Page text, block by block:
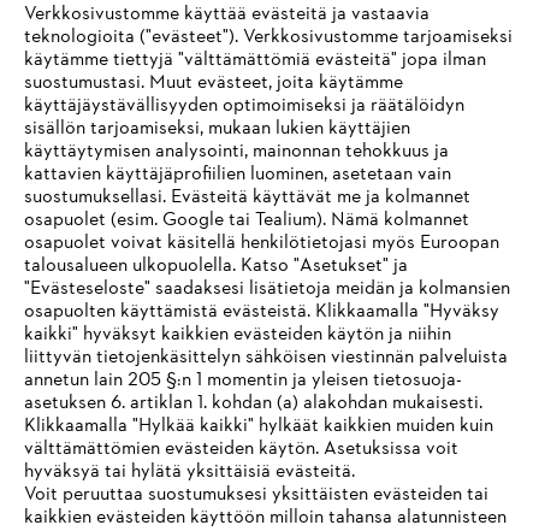
KOTIINKULJETUS
2 - 5 PÄIVÄN TOIMITUSAIKA
30 PÄIVÄN ILMAINEN PALAUTUS
IHR BROWSER WIRD NICHT
UNTERSTÜTZT
Sie nutzen einen Browser, den wir noch nicht unterstützen. Für
eine optimale Nutzung unserer Seite empfehlen wir Ihnen, zu
einem der folgenden Browser zu wechseln:
Verkkosivustomme käyttää evästeitä ja vastaavia
teknologioita ("evästeet"). Verkkosivustomme tarjoamiseksi
käytämme tiettyjä "välttämättömiä evästeitä" jopa ilman
suostumustasi. Muut evästeet, joita käytämme
käyttäjäystävällisyyden optimoimiseksi ja räätälöidyn
sisällön tarjoamiseksi, mukaan lukien käyttäjien
käyttäytymisen analysointi, mainonnan tehokkuus ja
kattavien käyttäjäprofiilien luominen, asetetaan vain
suostumuksellasi. Evästeitä käyttävät me ja kolmannet
osapuolet (esim. Google tai Tealium). Nämä kolmannet
osapuolet voivat käsitellä henkilötietojasi myös Euroopan
talousalueen ulkopuolella. Katso "Asetukset" ja
"Evästeseloste" saadaksesi lisätietoja meidän ja kolmansien
osapuolten käyttämistä evästeistä. Klikkaamalla "Hyväksy
kaikki" hyväksyt kaikkien evästeiden käytön ja niihin
liittyvän tietojenkäsittelyn sähköisen viestinnän palveluista
annetun lain 205 §:n 1 momentin ja yleisen tietosuoja-
asetuksen 6. artiklan 1. kohdan (a) alakohdan mukaisesti.
Klikkaamalla "Hylkää kaikki" hylkäät kaikkien muiden kuin
välttämättömien evästeiden käytön. Asetuksissa voit
hyväksyä tai hylätä yksittäisiä evästeitä.
Voit peruuttaa suostumuksesi yksittäisten evästeiden tai
kaikkien evästeiden käyttöön milloin tahansa alatunnisteen